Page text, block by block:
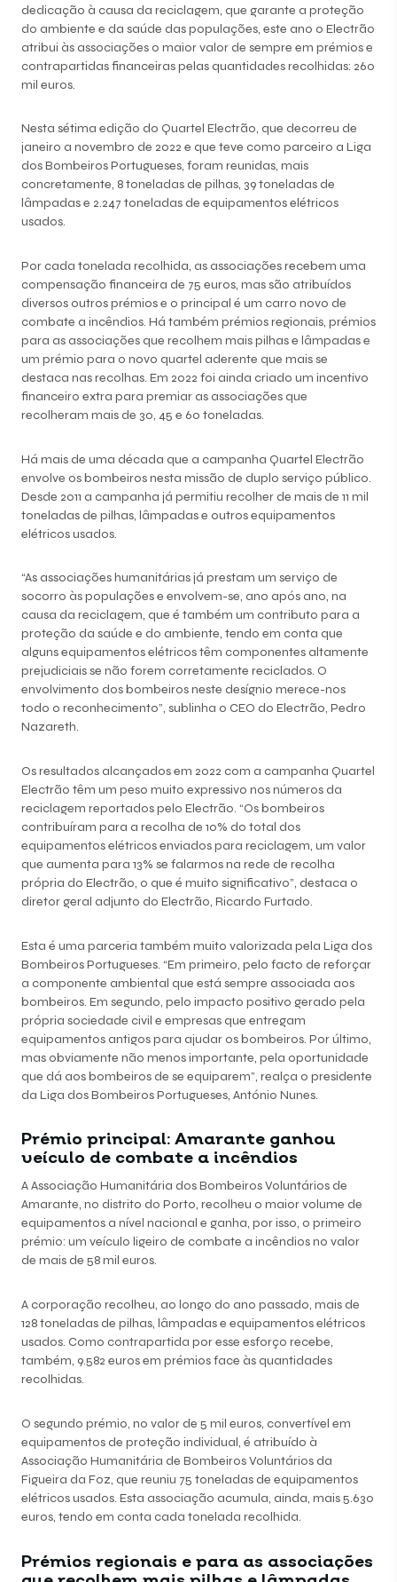
dedicação à causa da reciclagem, que garante a proteção
do ambiente e da saúde das populações, este ano o Electrão
atribui às associações o maior valor de sempre em prémios e
contrapartidas financeiras pelas quantidades recolhidas: 260
mil euros.
Nesta sétima edição do Quartel Electrão, que decorreu de
janeiro a novembro de 2022 e que teve como parceiro a Liga
dos Bombeiros Portugueses, foram reunidas, mais
concretamente, 8 toneladas de pilhas, 39 toneladas de
lâmpadas e 2.247 toneladas de equipamentos elétricos
usados.
Por cada tonelada recolhida, as associações recebem uma
compensação financeira de 75 euros, mas são atribuídos
diversos outros prémios e o principal é um carro novo de
combate a incêndios. Há também prémios regionais, prémios
para as associações que recolhem mais pilhas e lâmpadas e
um prémio para o novo quartel aderente que mais se
destaca nas recolhas. Em 2022 foi ainda criado um incentivo
financeiro extra para premiar as associações que
recolheram mais de 30, 45 e 60 toneladas.
Há mais de uma década que a campanha Quartel Electrão
envolve os bombeiros nesta missão de duplo serviço público.
Desde 2011 a campanha já permitiu recolher de mais de 11 mil
toneladas de pilhas, lâmpadas e outros equipamentos
elétricos usados.
“As associações humanitárias já prestam um serviço de
socorro às populações e envolvem-se, ano após ano, na
causa da reciclagem, que é também um contributo para a
proteção da saúde e do ambiente, tendo em conta que
alguns equipamentos elétricos têm componentes altamente
prejudiciais se não forem corretamente reciclados. O
envolvimento dos bombeiros neste desígnio merece-nos
todo o reconhecimento”, sublinha o CEO do Electrão, Pedro
Nazareth.
Os resultados alcançados em 2022 com a campanha Quartel
Electrão têm um peso muito expressivo nos números da
reciclagem reportados pelo Electrão. “Os bombeiros
contribuíram para a recolha de 10% do total dos
equipamentos elétricos enviados para reciclagem, um valor
que aumenta para 13% se falarmos na rede de recolha
própria do Electrão, o que é muito significativo”, destaca o
diretor geral adjunto do Electrão, Ricardo Furtado.
Esta é uma parceria também muito valorizada pela Liga dos
Bombeiros Portugueses. “Em primeiro, pelo facto de reforçar
a componente ambiental que está sempre associada aos
bombeiros. Em segundo, pelo impacto positivo gerado pela
própria sociedade civil e empresas que entregam
equipamentos antigos para ajudar os bombeiros. Por último,
mas obviamente não menos importante, pela oportunidade
que dá aos bombeiros de se equiparem”, realça o presidente
da Liga dos Bombeiros Portugueses, António Nunes.
Prémio principal: Amarante ganhou
veículo de combate a incêndios
A Associação Humanitária dos Bombeiros Voluntários de
Amarante, no distrito do Porto, recolheu o maior volume de
equipamentos a nível nacional e ganha, por isso, o primeiro
prémio: um veículo ligeiro de combate a incêndios no valor
de mais de 58 mil euros.
A corporação recolheu, ao longo do ano passado, mais de
128 toneladas de pilhas, lâmpadas e equipamentos elétricos
usados. Como contrapartida por esse esforço recebe,
também, 9.582 euros em prémios face às quantidades
recolhidas.
O segundo prémio, no valor de 5 mil euros, convertível em
equipamentos de proteção individual, é atribuído à
Associação Humanitária de Bombeiros Voluntários da
Figueira da Foz, que reuniu 75 toneladas de equipamentos
elétricos usados. Esta associação acumula, ainda, mais 5.630
euros, tendo em conta cada tonelada recolhida.
Prémios regionais e para as associações